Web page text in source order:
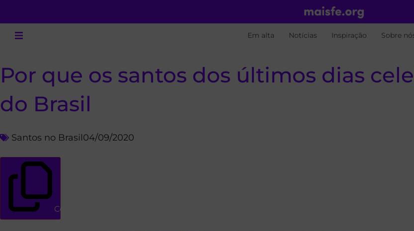
Em alta Notícias Inspiração Sobre
Por que os santos dos últimos dias
do Brasil
Santos no Brasil04/09/2020
Copiar link